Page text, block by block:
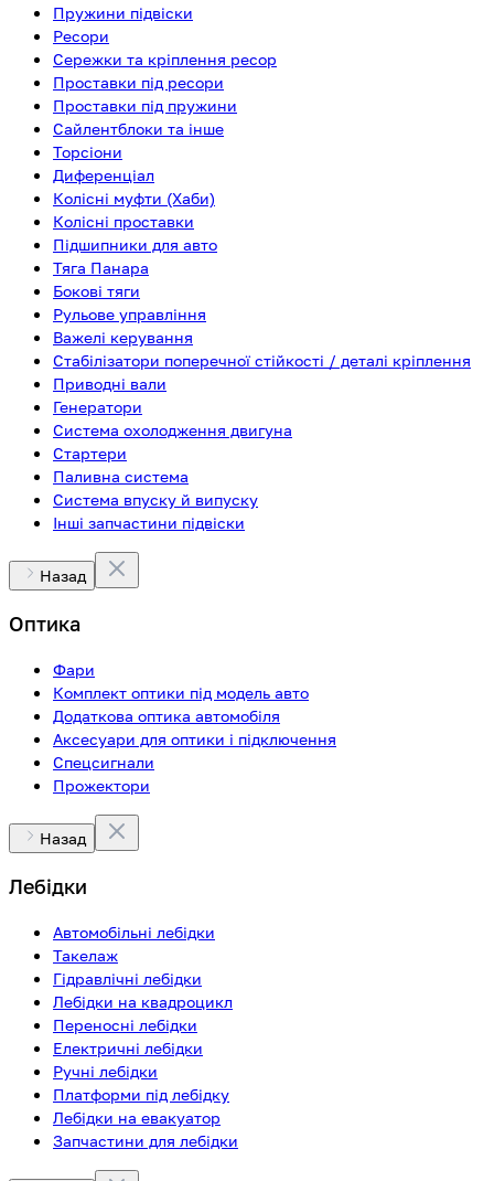
Пружини підвіски
Ресори
Сережки та кріплення ресор
Проставки під ресори
Проставки під пружини
Сайлентблоки та інше
Торсіони
Диференціал
Колісні муфти (Хаби)
Колісні проставки
Підшипники для авто
Тяга Панара
Бокові тяги
Рульове управління
Важелі керування
Стабілізатори поперечної стійкості / деталі кріплення
Приводні вали
Генератори
Система охолодження двигуна
Стартери
Паливна система
Система впуску й випуску
Інші запчастини підвіски
Назад
Оптика
Фари
Комплект оптики під модель авто
Додаткова оптика автомобіля
Аксесуари для оптики і підключення
Спецсигнали
Прожектори
Назад
Лебідки
Автомобільні лебідки
Такелаж
Гідравлічні лебідки
Лебідки на квадроцикл
Переносні лебідки
Електричні лебідки
Ручні лебідки
Платформи під лебідку
Лебідки на евакуатор
Запчастини для лебідки